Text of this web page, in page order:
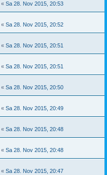
« Sa 28. Nov 2015, 20:53
« Sa 28. Nov 2015, 20:52
« Sa 28. Nov 2015, 20:51
« Sa 28. Nov 2015, 20:51
« Sa 28. Nov 2015, 20:50
« Sa 28. Nov 2015, 20:49
« Sa 28. Nov 2015, 20:48
« Sa 28. Nov 2015, 20:48
« Sa 28. Nov 2015, 20:47